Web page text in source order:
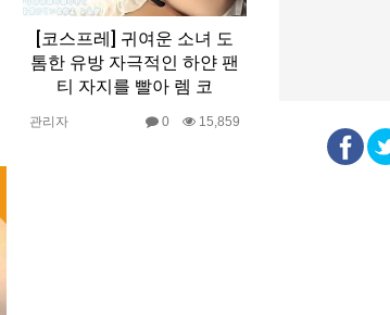
[코스프레] 귀여운 소녀 도
톰한 유방 자극적인 하얀 팬
티 자지를 빨아 렘 코
관리자 0 15,859